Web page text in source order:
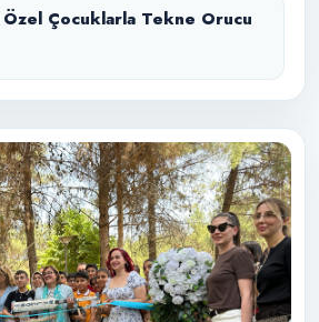
Özel Çocuklarla Tekne Orucu